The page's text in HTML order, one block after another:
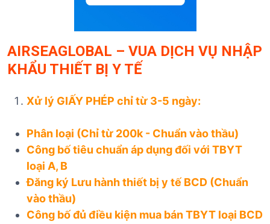
AIRSEAGLOBAL – VUA DỊCH VỤ NHẬP
KHẨU THIẾT BỊ Y TẾ
Xử lý GIẤY PHÉP chỉ từ 3-5 ngày:
Phân loại (Chỉ từ 200k - Chuẩn vào thầu)
Công bố tiêu chuẩn áp dụng đối với TBYT
loại A, B
Đăng ký Lưu hành thiết bị y tế BCD (Chuẩn
vào thầu)
Công bố đủ điều kiện mua bán TBYT loại BCD